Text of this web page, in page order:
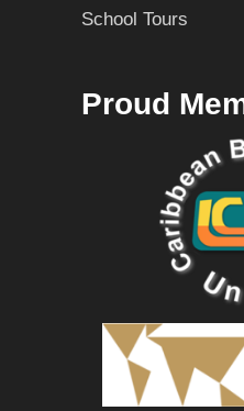
School Tours
Proud